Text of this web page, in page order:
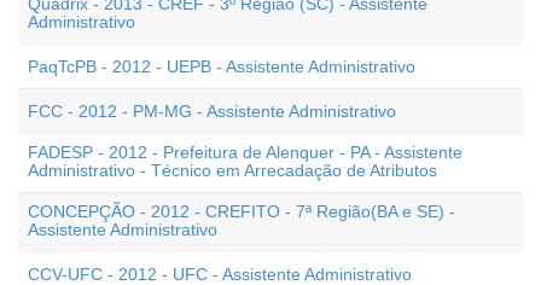
Administrativo
PaqTcPB - 2012 - UEPB - Assistente Administrativo
FCC - 2012 - PM-MG - Assistente Administrativo
FADESP - 2012 - Prefeitura de Alenquer - PA - Assistente
Administrativo - Técnico em Arrecadação de Atributos
CONCEPÇÃO - 2012 - CREFITO - 7ª Região(BA e SE) -
Assistente Administrativo
CCV-UFC - 2012 - UFC - Assistente Administrativo